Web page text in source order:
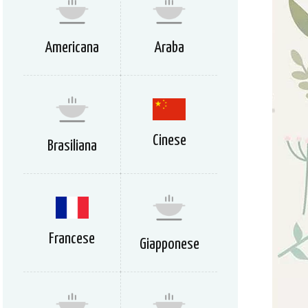
Americana Araba
Brasiliana Cinese
Francese Giapponese